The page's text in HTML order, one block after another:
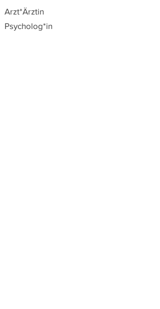
Arzt*Ärztin
Psycholog*in